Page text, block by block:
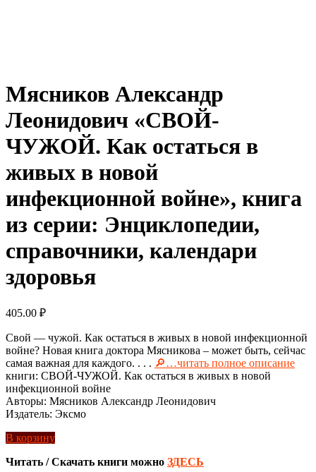
Мясников Александр
Леонидович «СВОЙ-
ЧУЖОЙ. Как остаться в
живых в новой
инфекционной войне», книга
из серии: Энциклопедии,
справочники, календари
здоровья
405.00 ₽
Свой — чужой. Как остаться в живых в новой инфекционной
войне? Новая книга доктора Мясникова – может быть, сейчас
самая важная для каждого. . . . 🔎…читать полное описание
книги: СВОЙ-ЧУЖОЙ. Как остаться в живых в новой
инфекционной войне
Авторы: Мясников Александр Леонидович
Издатель: Эксмо
В корзину
Читать / Скачать книги можно ЗДЕСЬ